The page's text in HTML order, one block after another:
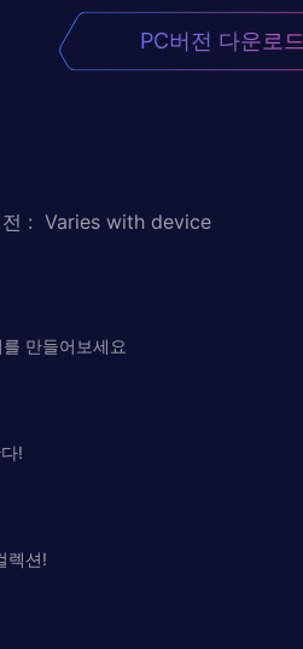
PC버전 다운로드
: Varies with device
만들어보세요
!
렉션!